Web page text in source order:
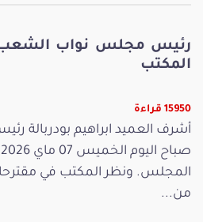
رئيس مجلس نواب
المكتب
15950 قراءة
أشرف العميد ابراهيم
المجلس. ونظر المكتب في
من...